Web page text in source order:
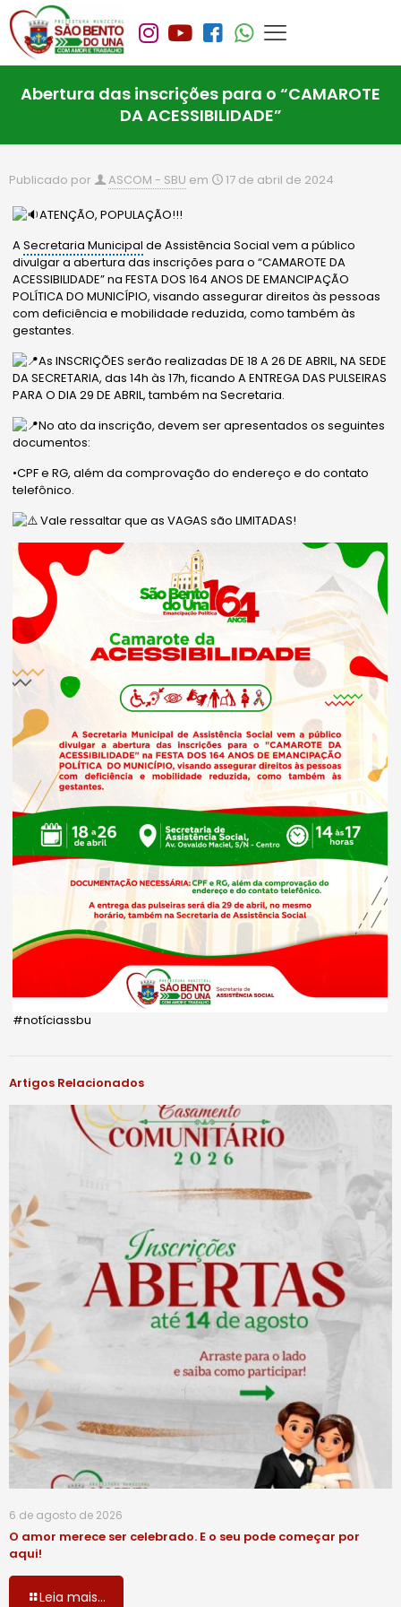
Abertura das inscrições para o “CAMAROTE
DA ACESSIBILIDADE”
Publicado por ASCOM - SBU em 17 de abril de 2024
ATENÇÃO, POPULAÇÃO!!!
ASecretaria Municipal de Assistência Social vem a público
divulgar a abertura das inscrições para o “CAMAROTE DA
ACESSIBILIDADE” na FESTA DOS 164 ANOS DE EMANCIPAÇÃO
POLÍTICA DO MUNICÍPIO, visando assegurar direitos às pessoas
com deficiência e mobilidade reduzida, como também às
gestantes.
AsINSCRIÇÕES serão realizadas DE 18 A 26 DE ABRIL, NA SEDE
DA SECRETARIA, das 14h às 17h, ficando A ENTREGA DAS PULSEIRAS
PARA O DIA 29 DE ABRIL, também na Secretaria.
No ato da inscrição, devem ser apresentados os seguintes
documentos:
•CPF e RG, além da comprovação do endereço e do contato
telefônico.
Vale ressaltar que as VAGAS são LIMITADAS!
#notíciassbu
Artigos Relacionados
6 de agosto de 2026
O amor merece ser celebrado. E o seu pode começar por
aqui!
Leia mais...